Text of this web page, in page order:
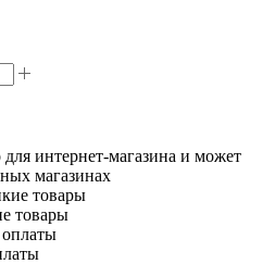
интернет-магазина и может
магазинах
товары